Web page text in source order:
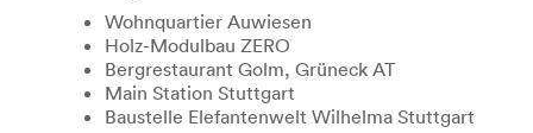
Wohnquartier Auwiesen
Holz-Modulbau ZERO
Bergrestaurant Golm, Grüneck AT
Main Station Stuttgart
Baustelle Elefantenwelt Wilhelma Stuttgart